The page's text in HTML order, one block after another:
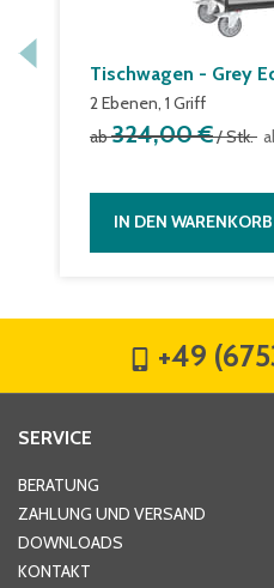
Tischwagen - Grey
2 Ebenen, 1 Griff
ab324,00 €/ Stk.
IN DEN WARENKORB
+49
SERVICE
BERATUNG
ZAHLUNG UND VERSAND
DOWNLOADS
KONTAKT